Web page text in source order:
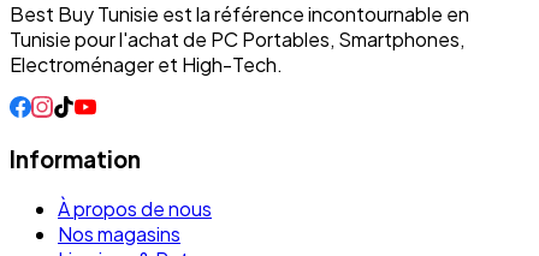
Best Buy Tunisie est la référence incontournable en
Tunisie pour l'achat de PC Portables, Smartphones,
Electroménager et High-Tech.
Information
À propos de nous
Nos magasins